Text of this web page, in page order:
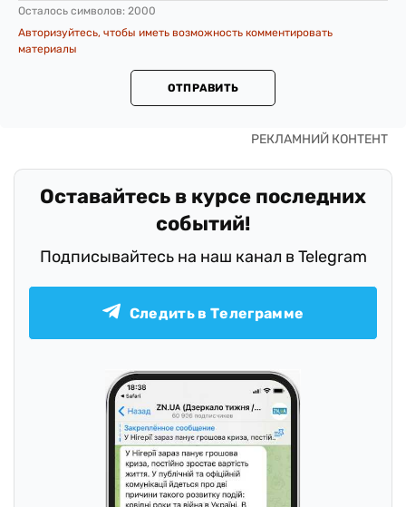
Осталось символов: 2000
Авторизуйтесь, чтобы иметь возможность комментировать
материалы
ОТПРАВИТЬ
Оставайтесь в курсе последних
событий!
Подписывайтесь на наш канал в Telegram
Следить в Телеграмме